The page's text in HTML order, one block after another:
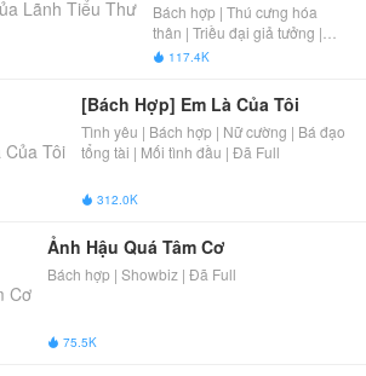
Bách hợp | Thú cưng hóa
thân | Triều đại giả tưởng |
Ngọt sủng hài hước | Phép
 117.4K
[Bách Hợp] Em Là Của Tôi
Tình yêu | Bách hợp | Nữ cường | Bá đạo
tổng tài | Mối tình đầu | Đã Full
 312.0K
Ảnh Hậu Quá Tâm Cơ
Bách hợp | Showbiz | Đã Full
 75.5K